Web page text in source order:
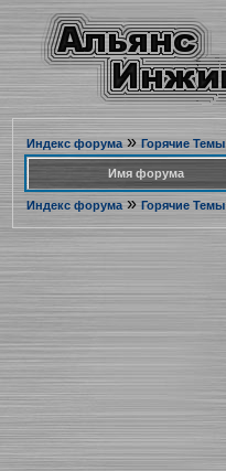
Индекс форума» Горячие Темы
Имя форума
Индекс форума» Горячие Темы